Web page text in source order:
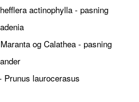
actinophylla - pasning
og Calathea - pasning
laurocerasus